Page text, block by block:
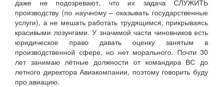
даже не подозревают, что их задача СЛУЖИТЬ
производству (по научному – оказывать государственные
услуги), а не мешать работать трудящимся, прикрываясь
красивыми лозунгами. У значимой части чиновников есть
юридическое право давать оценку занятым в
производственной сфере, но нет морального. Почти 30
лет занимаю лётные должности от командира ВС до
летного директора Авиакомпании, поэтому говорить буду
про авиацию.